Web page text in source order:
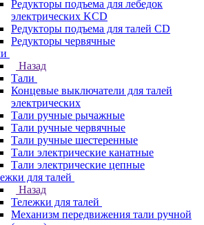
Редукторы подъема для лебедок
электрических KCD
Редукторы подъема для талей CD
Редукторы червячные
Назад
Тали
Концевые выключатели для талей
электрических
Тали ручные рычажные
Тали ручные червячные
Тали ручные шестеренные
Тали электрические канатные
Тали электрические цепные
для талей
Назад
Тележки для талей
Механизм передвижения тали ручной